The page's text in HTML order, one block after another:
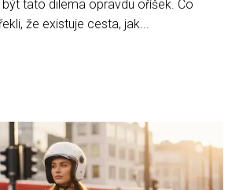
tato dilema opravdu oříšek. Co
že existuje cesta, jak...